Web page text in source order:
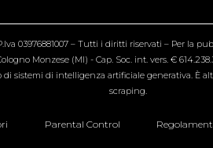
03976881007 – Tutti i diritti riservati – Per la
Monzese (MI) - Cap. Soc. int. vers. €
sistemi di intelligenza artificiale generativa. È
scraping.
Parental Control